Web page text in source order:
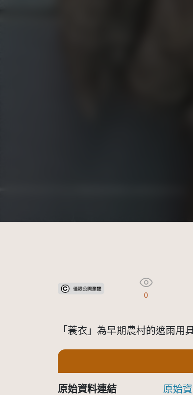
受著作權法保護-僅限於本平台有限度公開
0
「蓑衣」為早期農村的遮雨
原始資料連結 原始